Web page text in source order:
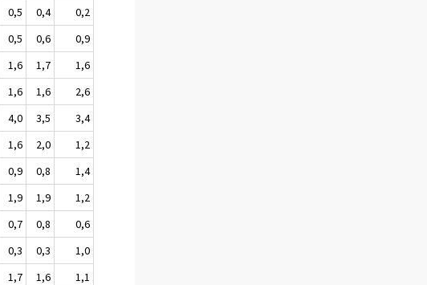
0,5 0,4
0,2
0,5 0,6
0,9
1,6 1,7
1,6
1,6 1,6
2,6
4,0 3,5
3,4
1,6 2,0
1,2
0,9 0,8
1,4
1,9 1,9
1,2
0,7 0,8
0,6
0,3 0,3
1,0
1,7 1,6
1,1